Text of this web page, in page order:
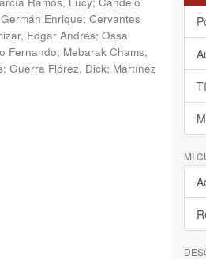
Enrique; Cervantes
Edgar Andrés; Ossa
Fernando; Mebarak Chams,
; Guerra Flórez, Dick; Martínez
MI